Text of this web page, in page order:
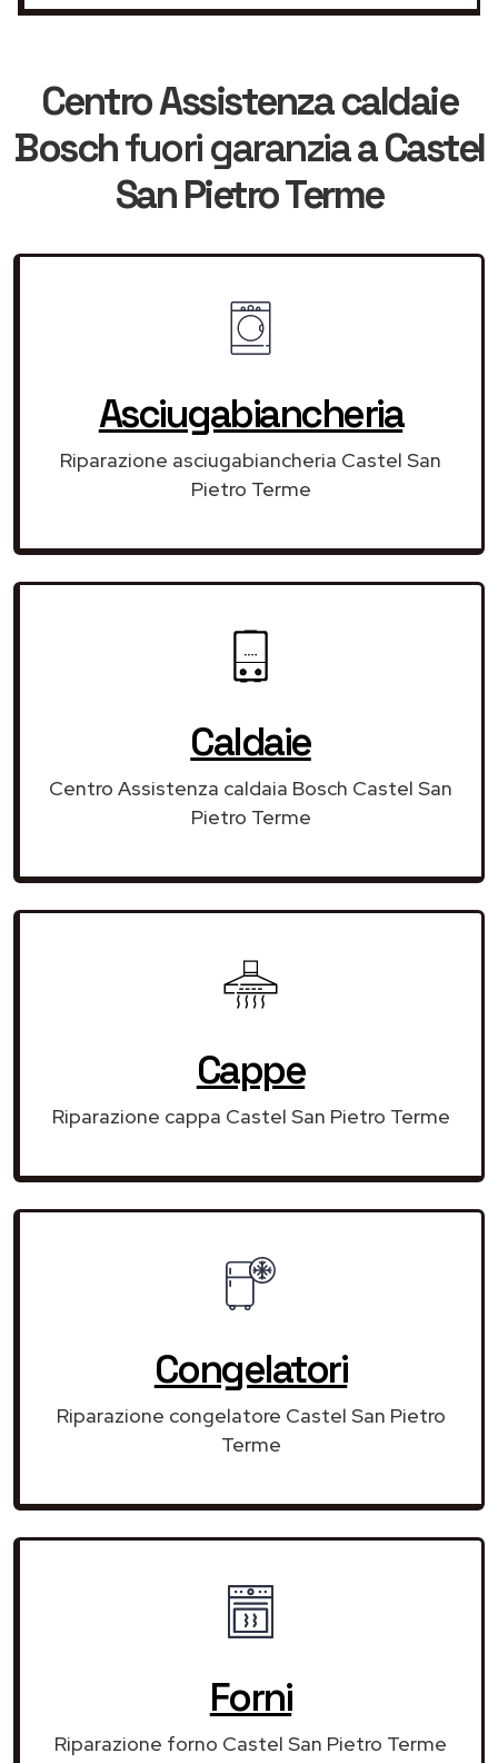
Centro Assistenza caldaie
Boschfuori garanziaa Castel
San Pietro Terme
Asciugabiancheria
Riparazione asciugabiancheria Castel San
Pietro Terme
Caldaie
Centro Assistenza caldaia Bosch Castel San
Pietro Terme
Cappe
Riparazione cappa Castel San Pietro Terme
Congelatori
Riparazione congelatore Castel San Pietro
Terme
Forni
Riparazione forno Castel San Pietro Terme